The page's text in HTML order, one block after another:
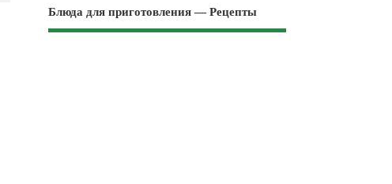
Блюда для приготовления — Рецепты